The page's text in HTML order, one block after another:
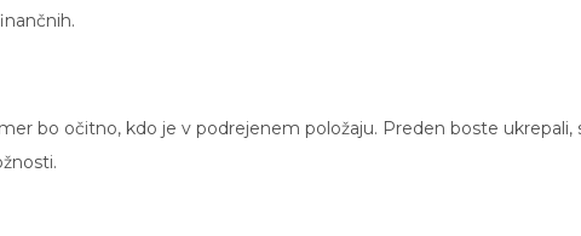
bo očitno, kdo je v podrejenem položaju. Preden boste ukrepali,